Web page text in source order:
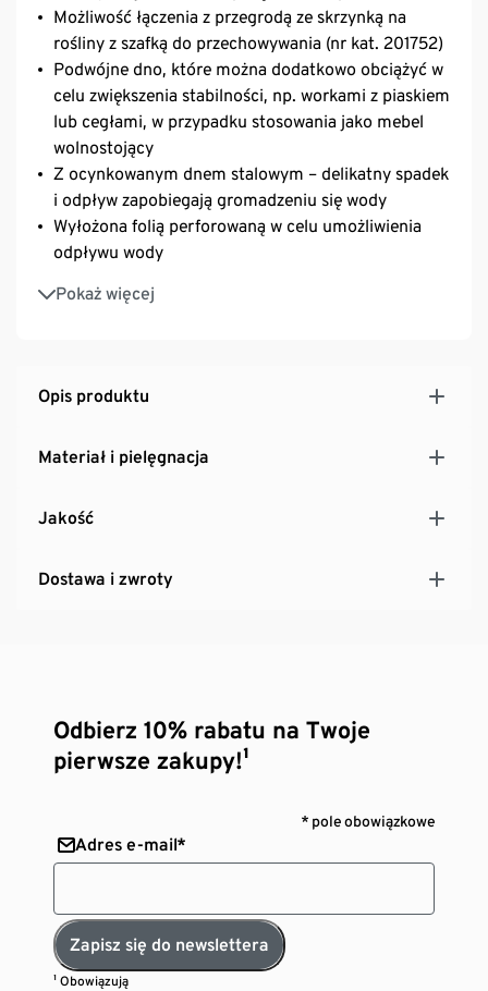
Możliwość łączenia z przegrodą ze skrzynką na
rośliny z szafką do przechowywania (nr kat. 201752)
Podwójne dno, które można dodatkowo obciążyć w
celu zwiększenia stabilności, np. workami z piaskiem
lub cegłami, w przypadku stosowania jako mebel
wolnostojący
Z ocynkowanym dnem stalowym – delikatny spadek
i odpływ zapobiegają gromadzeniu się wody
Wyłożona folią perforowaną w celu umożliwienia
odpływu wody
Pokaż więcej
Podkładki zabezpieczające podłoże z regulacją
wysokości: stabilne ustawienie także na nierównych
zamocowania poręczy
atmosferyczne
Opis produktu
Materiał i pielęgnacja
Jakość
Dostawa i zwroty
Odbierz 10% rabatu na Twoje
pierwsze zakupy!¹
* pole obowiązkowe
Adres e-mail*
Zapisz się do newslettera
¹ Obowiązują